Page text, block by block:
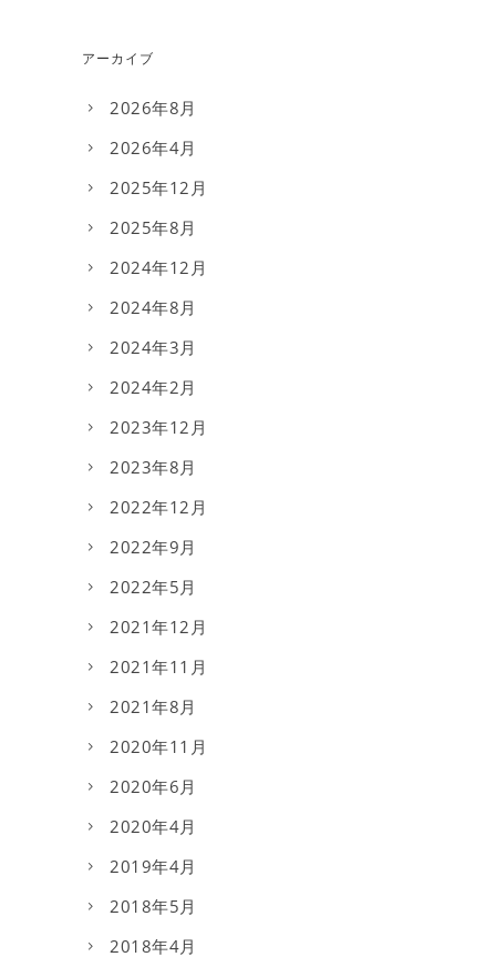
アーカイブ
2026年8月
2026年4月
2025年12月
2025年8月
2024年12月
2024年8月
2024年3月
2024年2月
2023年12月
2023年8月
2022年12月
2022年9月
2022年5月
2021年12月
2021年11月
2021年8月
2020年11月
2020年6月
2020年4月
2019年4月
2018年5月
2018年4月